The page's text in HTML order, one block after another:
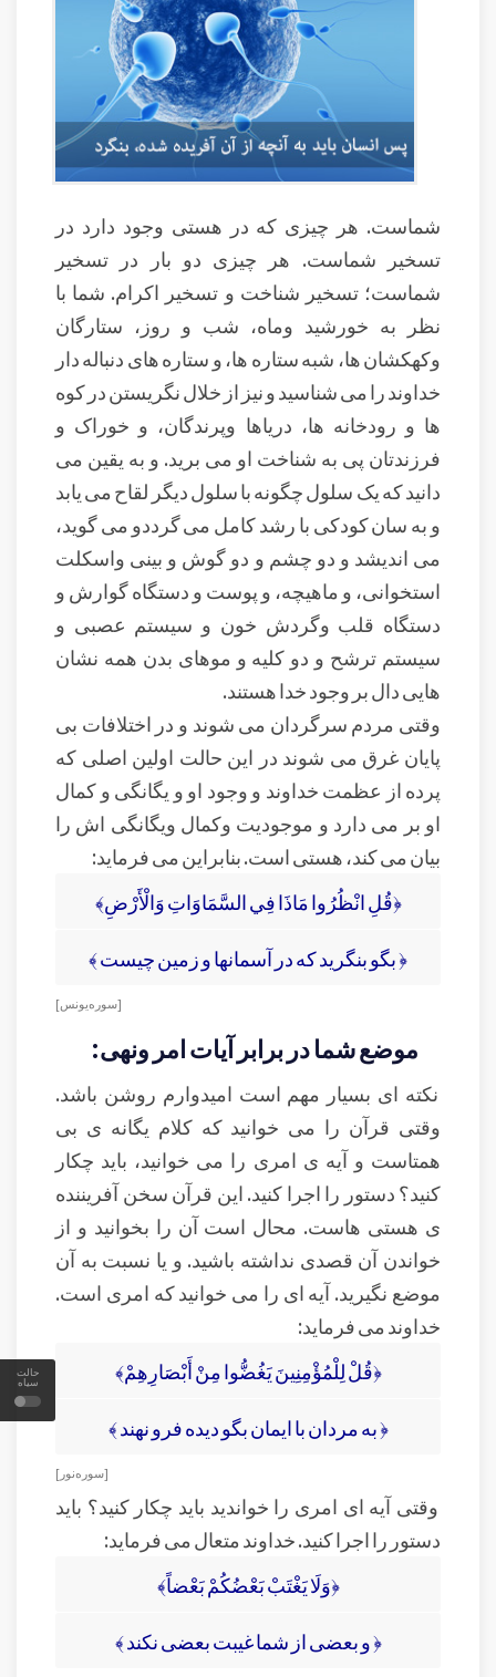
حالت
سیاه
شماست. هر چیزی که در هستی وجود دارد در
تسخیر شماست. هر چیزی دو بار در تسخیر
شماست؛ تسخیر شناخت و تسخیر اکرام. شما با
نظر به خورشید وماه، شب و روز، ستارگان
وکهکشان ها، شبه ستاره ها، و ستاره های دنباله دار
خداوند را می شناسید و نیز از خلال نگریستن در کوه
ها و رودخانه ها، دریاها وپرندگان، و خوراک و
فرزندتان پی به شناخت او می برید. و به یقین می
دانید که یک سلول چگونه با سلول دیگر لقاح می یابد
و به سان کودکی با رشد کامل می گرددو می گوید،
می اندیشد و دو چشم و دو گوش و بینی واسکلت
استخوانی، و ماهیچه، و پوست و دستگاه گوارش و
دستگاه قلب وگردش خون و سیستم عصبی و
سیستم ترشح و دو کلیه و موهای بدن همه نشان
هایی دال بر وجود خدا هستند.
وقتی مردم سرگردان می شوند و در اختلافات بی
پایان غرق می شوند در این حالت اولین اصلی که
پرده از عظمت خداوند و وجود او و یگانگی و کمال
او بر می دارد و موجودیت وکمال ویگانگی اش را
بیان می کند، هستی است. بنابراین می فرماید:
﴿قُلِ انْظُرُوا مَاذَا فِي السَّمَاوَاتِ وَالْأَرْضِ﴾
﴿ بگو بنگريد كه در آسمانها و زمين چيست ﴾
[ سوره يونس ]
موضع شما در برابر آیات امر ونهی:
نکته ای بسیار مهم است امیدوارم روشن باشد.
وقتی قرآن را می خوانید که کلام یگانه ی بی
همتاست و آیه ی امری را می خوانید، باید چکار
کنید؟ دستور را اجرا کنید. این قرآن سخن آفریننده
ی هستی هاست. محال است آن را بخوانید و از
خواندن آن قصدی نداشته باشید. و یا نسبت به آن
موضع نگیرید. آیه ای را می خوانید که امری است.
خداوند می فرماید:
﴿قُلْ لِلْمُؤْمِنِينَ يَغُضُّوا مِنْ أَبْصَارِهِمْ﴾
﴿ به مردان با ايمان بگو ديده فرو نهند ﴾
[ سوره نور ]
وقتی آیه ای امری را خواندید باید چکار کنید؟ باید
دستور را اجرا کنید. خداوند متعال می فرماید:
﴿وَلَا يَغْتَبْ بَعْضُكُمْ بَعْضاً﴾
﴿ و بعضى از شما غيبت بعضى نكند ﴾